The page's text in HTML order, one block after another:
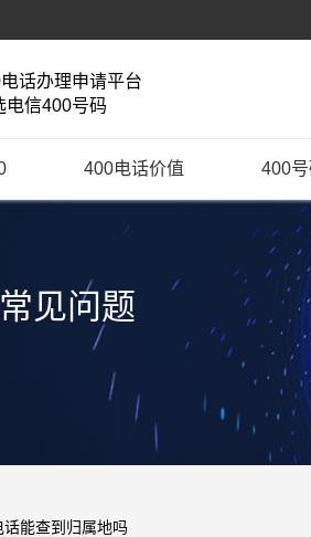
话办理申请平台
电信400号码
400电话价值 400
见问题
话能查到归属地吗